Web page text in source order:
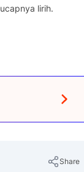
lirih.
Share